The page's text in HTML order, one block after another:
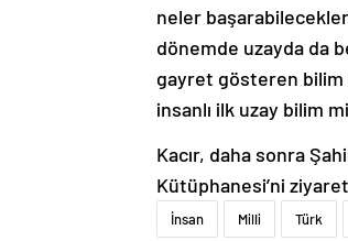
neler
dönemde uzayda da
gayret gösteren bilim
insanlı ilk uzay bilim
Kacır, daha sonra
Kütüphanesi’ni
İnsan Milli Türk